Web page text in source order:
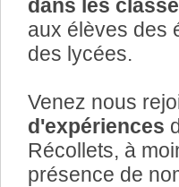
dans les
aux élèves des
des lycées.
Venez nous
d'expériences
Récollets, à
présence de